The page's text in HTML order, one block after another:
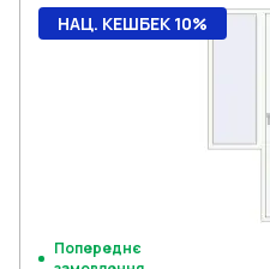
НАЦ. КЕШБЕК 10%
Попереднє